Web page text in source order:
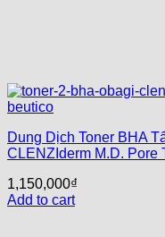
Dung Dịch Toner BHA
CLENZIderm M.D. Pore
1,150,000₫
Add to cart